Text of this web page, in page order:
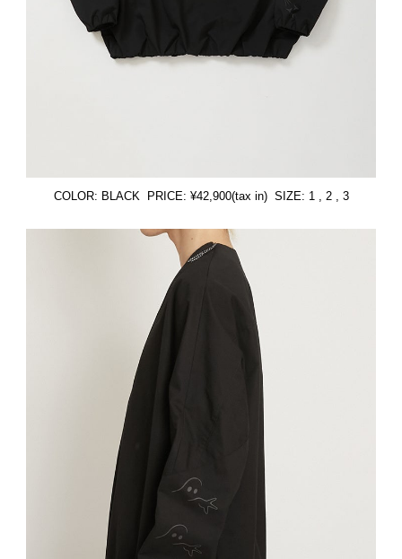
COLOR: BLACK PRICE: ¥42,900(tax in) SIZE: 1 , 2 , 3